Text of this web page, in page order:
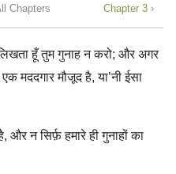
Chapters Chapter 3 ›
हूँ तुम गुनाह न करो; और अगर
मददगार मौजूद है, या’नी ईसा
और न सिर्फ़ हमारे ही गुनाहों का